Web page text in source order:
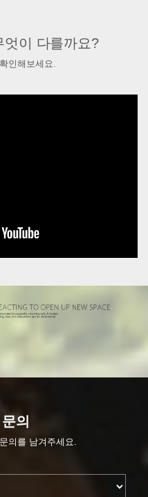
엇이 다를까요?
인해보세요.
의
의를 남겨주세요.